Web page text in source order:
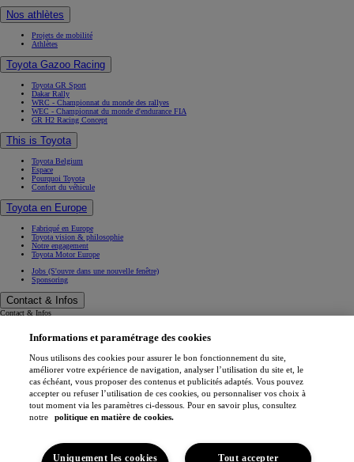
Nos athlètes
Projets de mobilité
Athlètes
Toyota Gazoo Racing
Toyota GR Sport
Dakar Rally
WRC - Championnat du monde des rallyes
WEC - Championnat du monde d'endurance FIA
GR H2 Racing Concept
This is Toyota
Toyota Belgium
Espace
Pourquoi Toyota
Confort du véhicule
Toyota en Europe
Fabriqué en Europe
Toyota vision & philosophie
Notre engagement
Toyota Motor Europe
Jobs (S'ouvre dans une nouvelle fenêtre)
Sponsoring
Contact & Infos
Contact & Infos
Rendez-vous entretien
Contactez-nous
Support (FAQ)
Mentions légales
Vie privée
Data sharing
Cookies
Accessibilité
Application My Toyota
(S'ouvre dans une nouvelle fenêtre)
Informations et paramétrage des cookies
Nous utilisons des cookies pour assurer le bon fonctionnement du site,
améliorer votre expérience de navigation, analyser l’utilisation du site et, le
cas échéant, vous proposer des contenus et publicités adaptés. Vous pouvez
accepter ou refuser l’utilisation de ces cookies, ou personnaliser vos choix à
tout moment via les paramètres ci-dessous. Pour en savoir plus, consultez
notre
politique en matière de cookies.
Tout accepter
Uniquement les cookies